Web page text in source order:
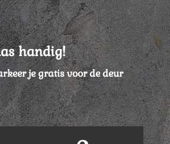
handig!
je gratis voor de deur